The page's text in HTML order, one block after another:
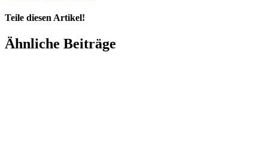
Teile diesen Artikel!
Facebook
X
LinkedIn
WhatsApp
Pinterest
Xing
Ähnliche Beiträge